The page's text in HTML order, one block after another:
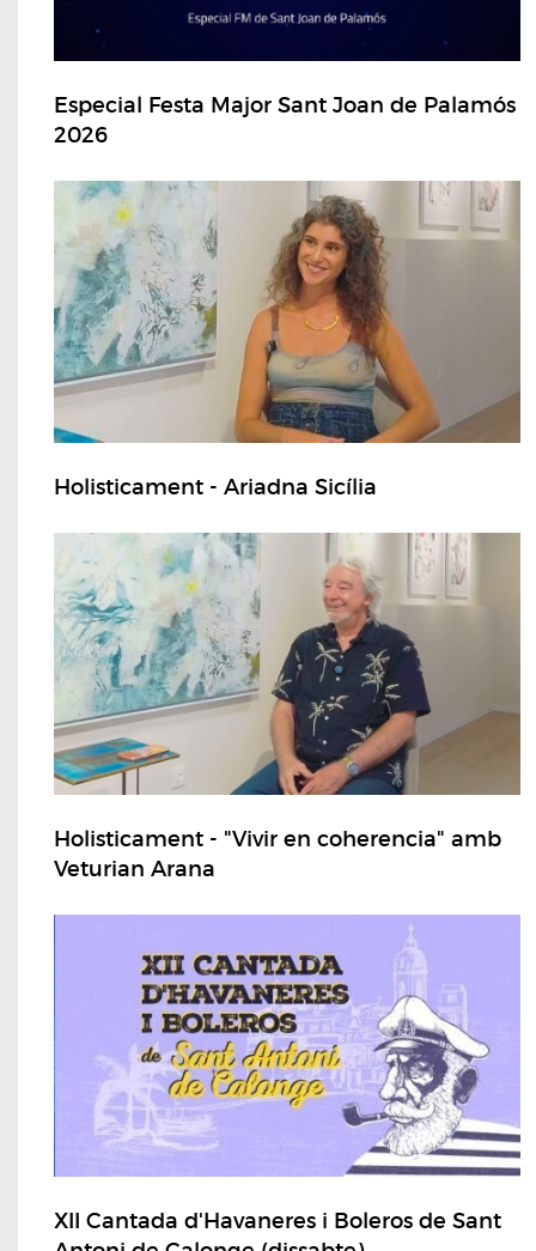
Especial Festa Major Sant Joan de Palamós
2026
Holisticament - Ariadna Sicília
Holisticament - "Vivir en coherencia" amb
Veturian Arana
XII Cantada d'Havaneres i Boleros de Sant